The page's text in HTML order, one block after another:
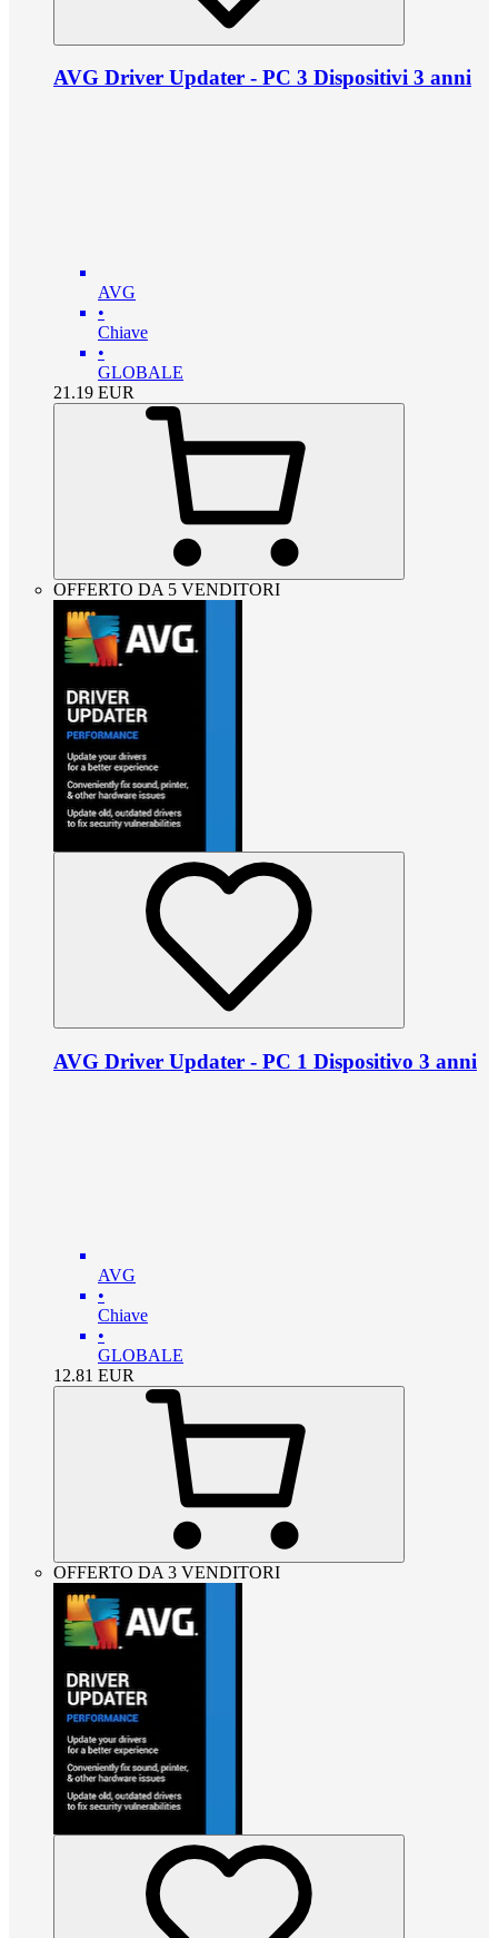
AVG Driver Updater - PC 3 Dispositivi 3 anni
AVG
•
Chiave
•
GLOBALE
21.19 EUR
OFFERTO DA 5 VENDITORI
AVG Driver Updater - PC 1 Dispositivo 3 anni
AVG
•
Chiave
•
GLOBALE
12.81 EUR
OFFERTO DA 3 VENDITORI